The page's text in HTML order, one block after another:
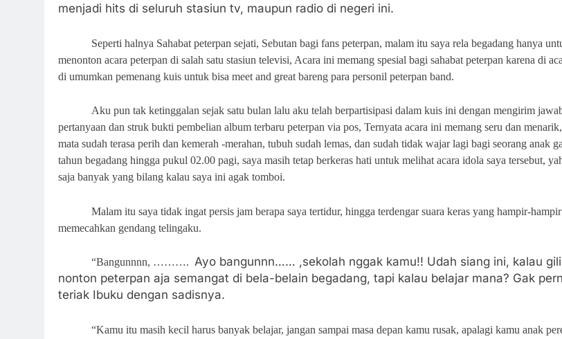
menjadi hits di seluruh stasiun tv, maupun radio di negeri ini.
Seperti halnya Sahabat peterpan sejati, Sebutan bagi fans peterpan, malam itu saya rela begadang hanya
menonton acara peterpan di salah satu stasiun televisi, Acara ini memang spesial bagi sahabat peterpan karena di
di umumkan pemenang kuis untuk bisa meet and great bareng para personil peterpan band.
Aku pun tak ketinggalan sejak satu bulan lalu aku telah berpartisipasi dalam kuis ini dengan mengirim
pertanyaan dan struk bukti pembelian album terbaru peterpan via pos, Ternyata acara ini memang seru dan
mata sudah terasa perih dan kemerah -merahan, tubuh sudah lemas, dan sudah tidak wajar lagi bagi seorang anak
tahun begadang hingga pukul 02.00 pagi, saya masih tetap berkeras hati untuk melihat acara idola saya tersebut,
saja banyak yang bilang kalau saya ini agak tomboi.
Malam itu saya tidak ingat persis jam berapa saya tertidur, hingga terdengar suara keras yang hampir-hampir
memecahkan gendang telingaku.
“Bangunnnn, ………. Ayo bangunnn…… ,sekolah nggak kamu!! Udah siang ini, kalau
nonton peterpan aja semangat di bela-belain begadang, tapi kalau belajar mana? Gak
teriak Ibuku dengan sadisnya.
“Kamu itu masih kecil harus banyak belajar, jangan sampai masa depan kamu rusak, apalagi kamu anak